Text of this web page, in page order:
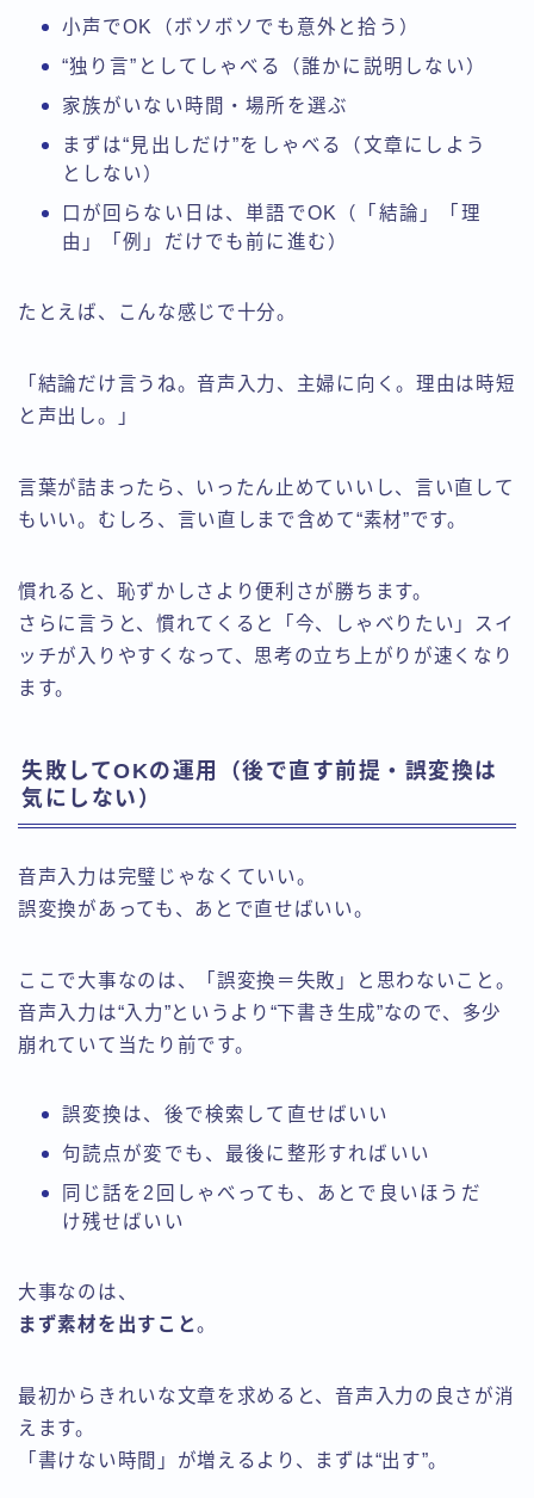
小声でOK（ボソボソでも意外と拾う）
“独り言”としてしゃべる（誰かに説明しない）
家族がいない時間・場所を選ぶ
まずは“見出しだけ”をしゃべる（文章にしよう
としない）
口が回らない日は、単語でOK（「結論」「理
由」「例」だけでも前に進む）
たとえば、こんな感じで十分。
「結論だけ言うね。音声入力、主婦に向く。理由は時短
と声出し。」
言葉が詰まったら、いったん止めていいし、言い直して
もいい。むしろ、言い直しまで含めて“素材”です。
慣れると、恥ずかしさより便利さが勝ちます。
さらに言うと、慣れてくると「今、しゃべりたい」スイ
ッチが入りやすくなって、思考の立ち上がりが速くなり
ます。
失敗してOKの運用（後で直す前提・誤変換は
気にしない）
音声入力は完璧じゃなくていい。
誤変換があっても、あとで直せばいい。
ここで大事なのは、「誤変換＝失敗」と思わないこと。
音声入力は“入力”というより“下書き生成”なので、多少
崩れていて当たり前です。
誤変換は、後で検索して直せばいい
句読点が変でも、最後に整形すればいい
同じ話を2回しゃべっても、あとで良いほうだ
け残せばいい
大事なのは、
まず素材を出すこと。
最初からきれいな文章を求めると、音声入力の良さが消
えます。
「書けない時間」が増えるより、まずは“出す”。